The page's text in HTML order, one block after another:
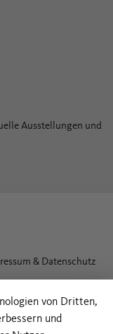
Ausstellungen und
& Datenschutz
von Dritten,
und